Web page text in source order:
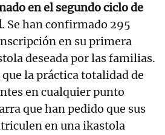
en el segundo ciclo de
. Se han confirmado 295
en su primera
deseada por las familias.
la práctica totalidad de
en cualquier punto
que han pedido que sus
en una ikastola